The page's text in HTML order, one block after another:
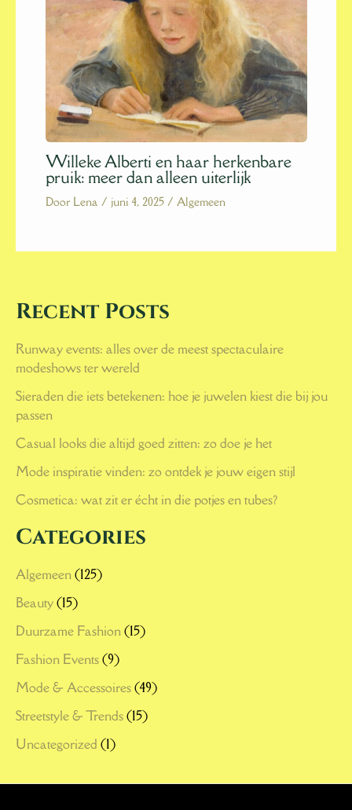
Willeke Alberti en haar herkenbare
pruik: meer dan alleen uiterlijk
Door Lena / juni 4, 2025 / Algemeen
Recent Posts
Runway events: alles over de meest spectaculaire
modeshows ter wereld
Sieraden die iets betekenen: hoe je juwelen kiest die bij jou
passen
Casual looks die altijd goed zitten: zo doe je het
Mode inspiratie vinden: zo ontdek je jouw eigen stijl
Cosmetica: wat zit er écht in die potjes en tubes?
Categories
Algemeen(125)
Beauty(15)
Duurzame Fashion(15)
Fashion Events(9)
Mode & Accessoires(49)
Streetstyle & Trends(15)
Uncategorized (1)